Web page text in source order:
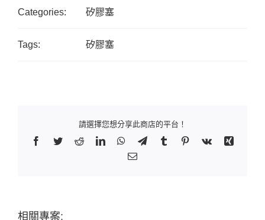
Categories: 矽膠塞
Tags: 矽膠塞
請選擇您想分享此商店的平台！
Facebook
TwitterRedditLinkedInWhatsApp
TelegramTumblr Pinterest
Vk
Xing
Email:
相關專案: